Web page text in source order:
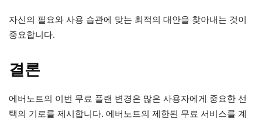
자신의 필요와 사용 습관에 맞는 최적의 대안을 찾아내는 것이
중요합니다.
결론
에버노트의 이번 무료 플랜 변경은 많은 사용자에게 중요한 선
택의 기로를 제시합니다. 에버노트의 제한된 무료 서비스를 계